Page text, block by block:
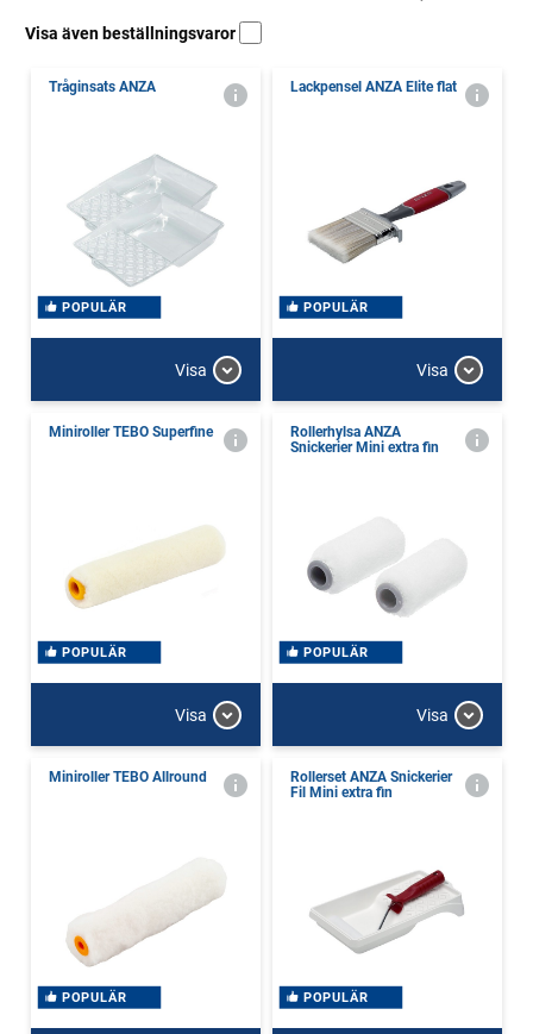
Visa även beställningsvaror
Tråginsats ANZA
POPULÄR
Visa
Lackpensel ANZA Elite flat
POPULÄR
Visa
Miniroller TEBO Superfine
POPULÄR
Visa
Rollerhylsa ANZA
Snickerier Mini extra fin
POPULÄR
Visa
Miniroller TEBO Allround
POPULÄR
Rollerset ANZA Snickerier
Fil Mini extra fin
POPULÄR